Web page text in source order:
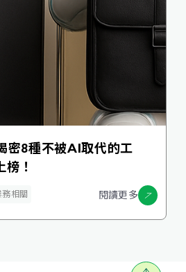
密8種不被AI取代的工
！
相關 閱讀更多